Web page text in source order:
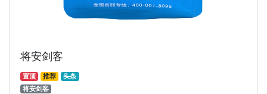
将安剑客
置顶 推荐
头条
将安剑客